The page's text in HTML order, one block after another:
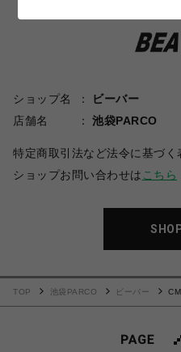
ショップ名
ビーバー
店舗名
池袋PARCO
特定商取引法など法令に基づく
ショップお問い合わせは こちら
TOP 池袋PARCO ビーバー